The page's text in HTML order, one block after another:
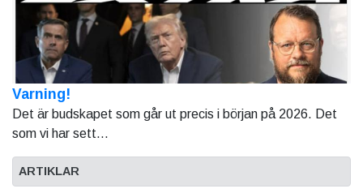
Varning!
Det är budskapet som går ut precis i början på 2026. Det
som vi har sett...
ARTIKLAR